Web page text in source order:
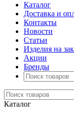
Каталог
Доставка и
Контакты
Новости
Статьи
Изделия на
Акции
Бренды
Каталог